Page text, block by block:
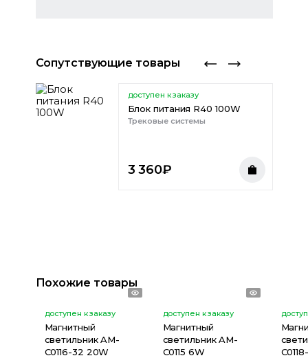
Сопутствующие товары
доступен к заказу
Блок питания R40 100W
Трековые системы
3 360₽
Похожие товары
доступен к заказу
Магнитный
светильник AM-
C0116-32 20W
доступен к заказу
Магнитный
светильник AM-
C0115 6W